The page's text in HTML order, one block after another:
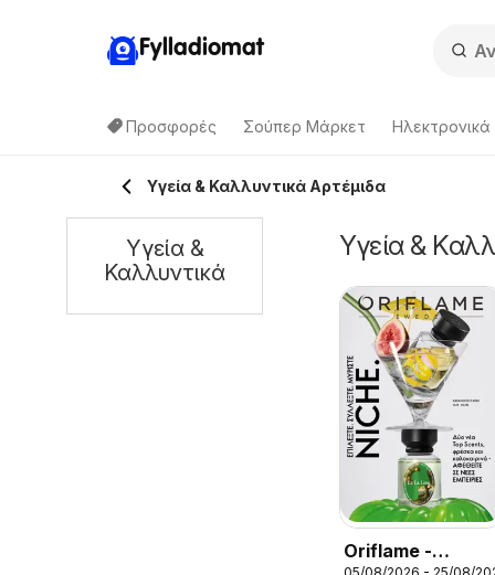
Fylladiomat
Προσφορές Σούπερ Μάρκετ Hλεκτρονικά
Υγεία & Καλλυντικά Αρτέμιδα
Υγεία &
Oriflame -
Υγεία &
Καλλυντικά